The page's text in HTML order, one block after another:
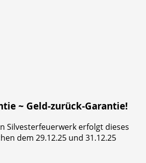
~ Geld-zurück-Garantie!
Silvesterfeuerwerk erfolgt dieses
dem 29.12.25 und 31.12.25